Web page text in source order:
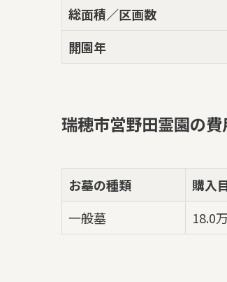
総面積／区画数
開園年
瑞穂市営野田霊園の
お墓の種類 購入
一般墓
18.0